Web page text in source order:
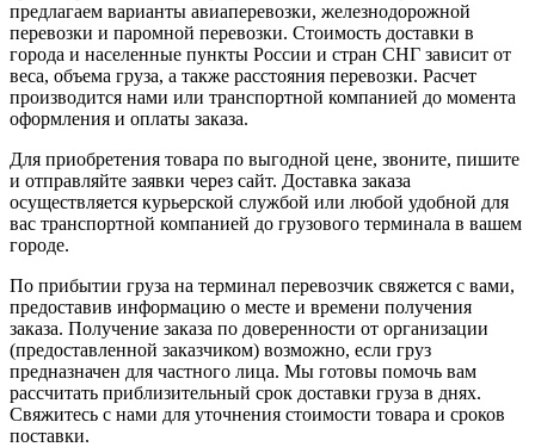
предлагаем варианты авиаперевозки, железнодорожной
перевозки и паромной перевозки. Стоимость доставки в
города и населенные пункты России и стран СНГ зависит от
веса, объема груза, а также расстояния перевозки. Расчет
производится нами или транспортной компанией до момента
оформления и оплаты заказа.
Для приобретения товара по выгодной цене, звоните, пишите
и отправляйте заявки через сайт. Доставка заказа
осуществляется курьерской службой или любой удобной для
вас транспортной компанией до грузового терминала в вашем
городе.
По прибытии груза на терминал перевозчик свяжется с вами,
предоставив информацию о месте и времени получения
заказа. Получение заказа по доверенности от организации
(предоставленной заказчиком) возможно, если груз
предназначен для частного лица. Мы готовы помочь вам
рассчитать приблизительный срок доставки груза в днях.
Свяжитесь с нами для уточнения стоимости товара и сроков
поставки.